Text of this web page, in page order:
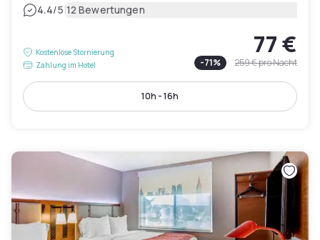
4.4/5|12 Bewertungen
Kostenlose Stornierung
Zahlung im Hotel
77 €
-71% 259 €pro Nacht
10h - 16h